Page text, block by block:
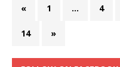
« 1 ... 4
14 »